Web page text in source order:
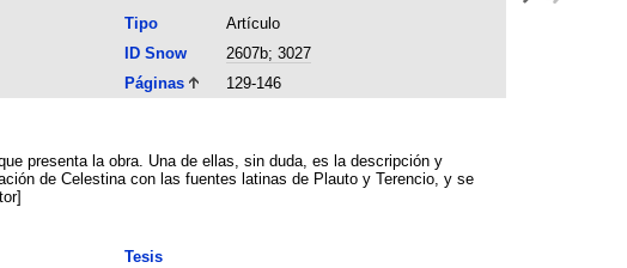
Tipo
Artículo
ID Snow
2607b; 3027
Páginas
129-146
presenta la obra. Una de ellas, sin duda, es la descripción y
de Celestina con las fuentes latinas de Plauto y Terencio, y se
Tesis